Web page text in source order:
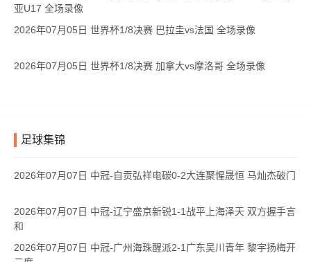
亚U17 全场录像
2026年07月05日 世界杯1/8决赛 巴拉圭vs法国 全场录像
2026年07月05日 世界杯1/8决赛 加拿大vs摩洛哥 全场录像
足球集锦
2026年07月07日 中冠-自贡弘祥电碳0-2大连聚惺晟恒 马灿杰破门
2026年07月07日 中冠-辽宁盛京新锐1-1战平上海泽天 双方握手言
和
2026年07月07日 中冠-广州海珠醒派2-1广东吴川青年 黎宇扬梅开